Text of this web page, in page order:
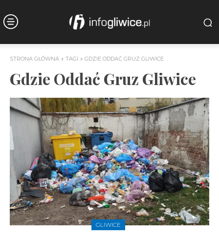
STRONA GŁÓWNA TAGI GDZIE ODDAĆ GRUZ GLIWICE
Gdzie Oddać Gruz Gliwice
GLIWICE